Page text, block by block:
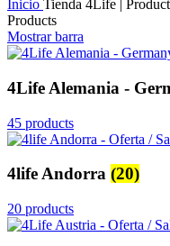
Inicio Tienda 4Life |
Products
Mostrar barra
4Life Alemania -
45 products
4life Andorra (20)
20 products